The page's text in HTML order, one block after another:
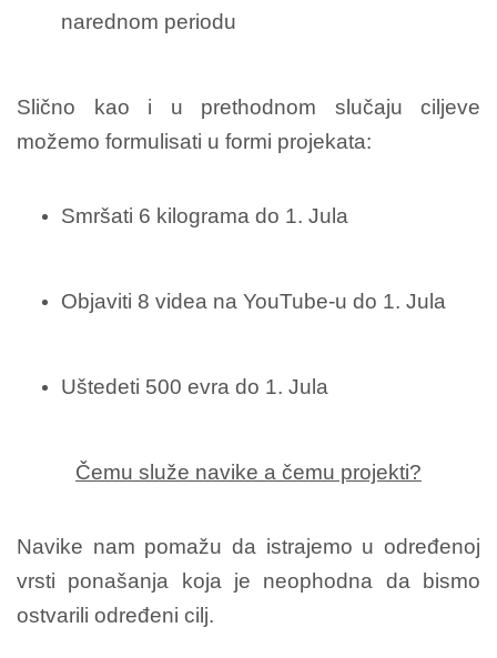
narednom periodu
Slično kao i u prethodnom slučaju ciljeve
možemo formulisati u formi projekata:
Smršati 6 kilograma do 1. Jula
Objaviti 8 videa na YouTube-u do 1. Jula
Uštedeti 500 evra do 1. Jula
Čemu služe navike a čemu projekti?
Navike nam pomažu da istrajemo u određenoj
vrsti ponašanja koja je neophodna da bismo
ostvarili određeni cilj.